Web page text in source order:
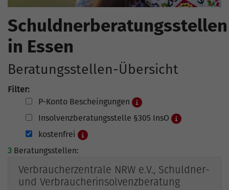
Schuldnerberatungsstellen
in Essen
Beratungsstellen-Übersicht
Filter:
P-Konto Bescheingungen
Insolvenzberatungsstelle §305 InsO
kostenfrei
3 Beratungsstellen:
Verbraucherzentrale NRW e.V., Schuldner-
und Verbraucherinsolvenzberatung